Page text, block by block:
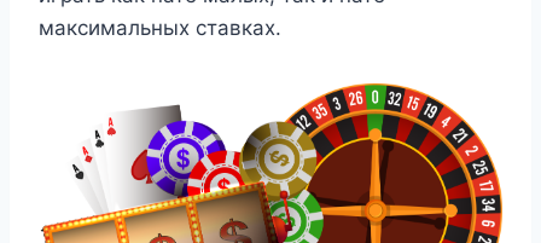
максимальных ставках.